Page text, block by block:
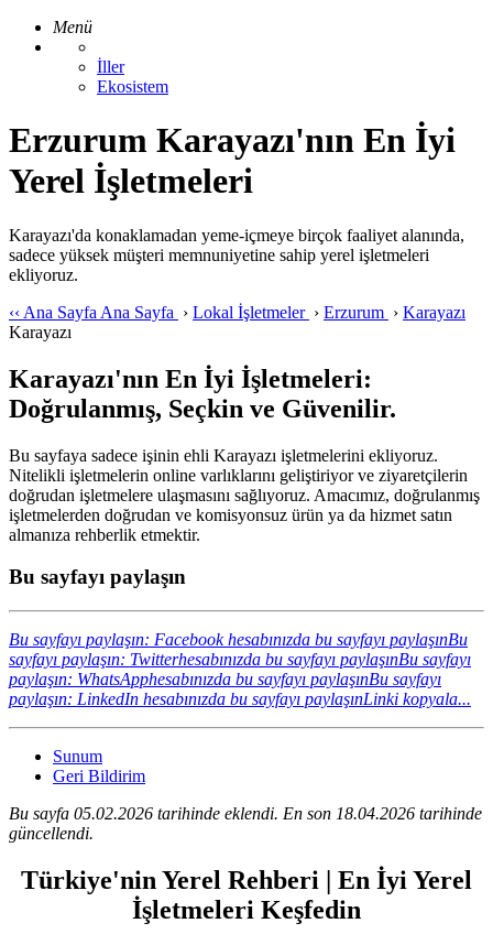
Menü
İller
Ekosistem
Erzurum Karayazı'nın En İyi
Yerel İşletmeleri
Karayazı'da konaklamadan yeme-içmeye birçok faaliyet alanında,
sadece yüksek müşteri memnuniyetine sahip yerel işletmeleri
ekliyoruz.
‹‹ Ana Sayfa Ana Sayfa › Lokal İşletmeler › Erzurum › Karayazı
Karayazı
Karayazı'nın En İyi İşletmeleri:
Doğrulanmış, Seçkin ve Güvenilir.
Bu sayfaya sadece işinin ehli Karayazı işletmelerini ekliyoruz.
Nitelikli işletmelerin online varlıklarını geliştiriyor ve ziyaretçilerin
doğrudan işletmelere ulaşmasını sağlıyoruz. Amacımız, doğrulanmış
işletmelerden doğrudan ve komisyonsuz ürün ya da hizmet satın
almanıza rehberlik etmektir.
Bu sayfayı paylaşın
Bu sayfayı paylaşın: Facebook hesabınızda bu sayfayı paylaşınBu
sayfayı paylaşın: Twitterhesabınızda bu sayfayı paylaşınBu sayfayı
paylaşın: WhatsApphesabınızda bu sayfayı paylaşınBu sayfayı
paylaşın: LinkedIn hesabınızda bu sayfayı paylaşınLinki kopyala...
Sunum
Geri Bildirim
Bu sayfa 05.02.2026 tarihinde eklendi. En son 18.04.2026 tarihinde
güncellendi.
Türkiye'nin Yerel Rehberi | En İyi Yerel
İşletmeleri Keşfedin